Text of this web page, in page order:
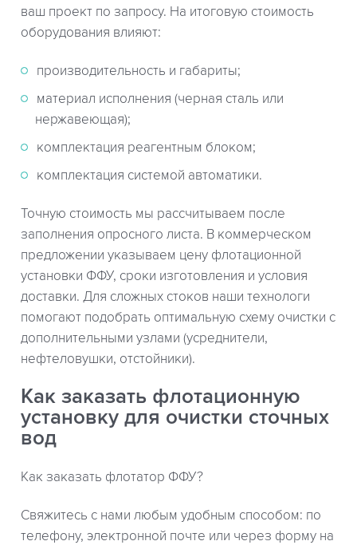
ваш проект по запросу. На итоговую стоимость
оборудования влияют:
производительность и габариты;
материал исполнения (черная сталь или
нержавеющая);
комплектация реагентным блоком;
комплектация системой автоматики.
Точную стоимость мы рассчитываем после
заполнения опросного листа. В коммерческом
предложении указываем цену флотационной
установки ФФУ, сроки изготовления и условия
доставки. Для сложных стоков наши технологи
помогают подобрать оптимальную схему очистки с
дополнительными узлами (усреднители,
нефтеловушки, отстойники).
Как заказать флотационную
установку для очистки сточных
вод
Как заказать флотатор ФФУ?
Свяжитесь с нами любым удобным способом: по
телефону, электронной почте или через форму на